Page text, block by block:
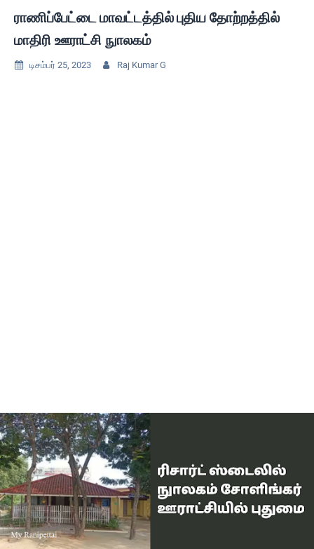
ராணிப்பேட்டை மாவட்டத்தில் புதிய தோற்றத்தில்
மாதிரி ஊராட்சி நுாலகம்
 டிசம்பர் 25, 2023  Raj Kumar G